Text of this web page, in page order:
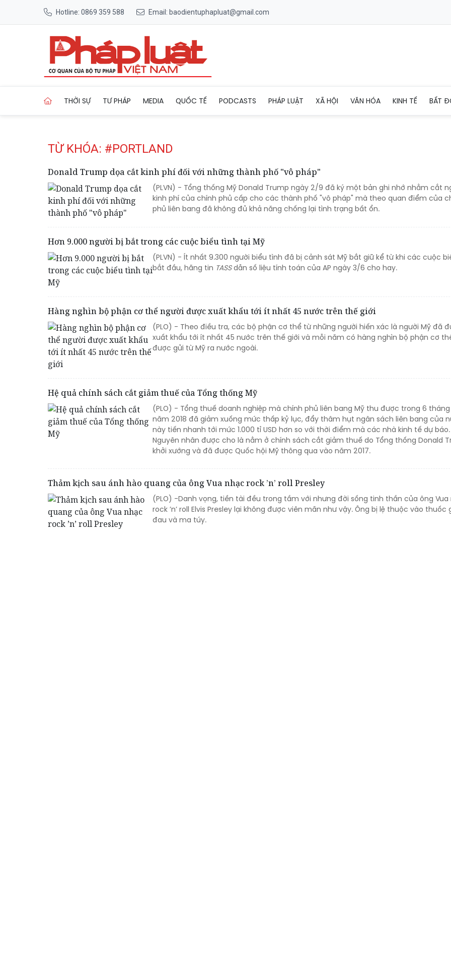
Hotline: 0869 359 588 Email: baodientuphapluat@gmail.com
THỜI SỰ TƯ PHÁP MEDIA QUỐC TẾ PODCASTS PHÁP LUẬT XÃ HỘI VĂN HÓA KINH TẾ BẤT
TỪ KHÓA: #PORTLAND
Donald Trump dọa cắt kinh phí đối với những thành phố "vô pháp"
(PLVN) - Tổng thống Mỹ Donald Trump ngày 2/9 đã ký một bản ghi nhớ nhằm cắt
kinh phí của chính phủ cấp cho các thành phố "vô pháp" mà theo quan điểm của
phủ liên bang đã không đủ khả năng chống lại tình trạng bất ổn.
Hơn 9.000 người bị bắt trong các cuộc biểu tình tại Mỹ
(PLVN) - Ít nhất 9.300 người biểu tình đã bị cảnh sát Mỹ bắt giữ kể từ khi các cuộc
bắt đầu, hãng tin TASSdẫn số liệu tính toán của AP ngày 3/6 cho hay.
Hàng nghìn bộ phận cơ thể người được xuất khẩu tới ít nhất 45 nước trên thế giới
(PLO) - Theo điều tra, các bộ phận cơ thể từ những người hiến xác là người Mỹ đã
xuất khẩu tới ít nhất 45 nước trên thế giới và mỗi năm có hàng nghìn bộ phận cơ
được gửi từ Mỹ ra nước ngoài.
Hệ quả chính sách cắt giảm thuế của Tổng thống Mỹ
(PLO) - Tổng thuế doanh nghiệp mà chính phủ liên bang Mỹ thu được trong 6
năm 2018 đã giảm xuống mức thấp kỷ lục, đẩy thâm hụt ngân sách liên bang của
này tiến nhanh tới mức 1.000 tỉ USD hơn so với thời điểm mà các nhà kinh tế dự báo.
Nguyên nhân được cho là nằm ở chính sách cắt giảm thuế do Tổng thống Donald
khởi xướng và đã được Quốc hội Mỹ thông qua vào năm 2017.
Thảm kịch sau ánh hào quang của ông Vua nhạc rock ’n’ roll Presley
(PLO) -Danh vọng, tiền tài đều trong tầm với nhưng đời sống tinh thần của ông Vua
rock ’n’ roll Elvis Presley lại không được viên mãn như vậy. Ông bị lệ thuộc vào thuốc
đau và ma túy.